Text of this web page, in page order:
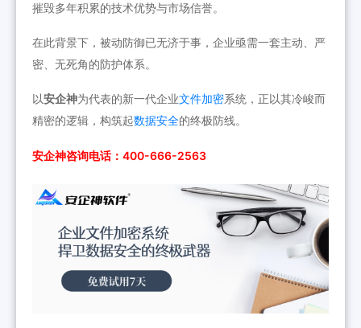
摧毁多年积累的技术优势与市场信誉。
在此背景下，被动防御已无济于事，企业亟需一套主动、严
密、无死角的防护体系。
以安企神为代表的新一代企业文件加密系统，正以其冷峻而
精密的逻辑，构筑起数据安全的终极防线。
安企神咨询电话：400-666-2563